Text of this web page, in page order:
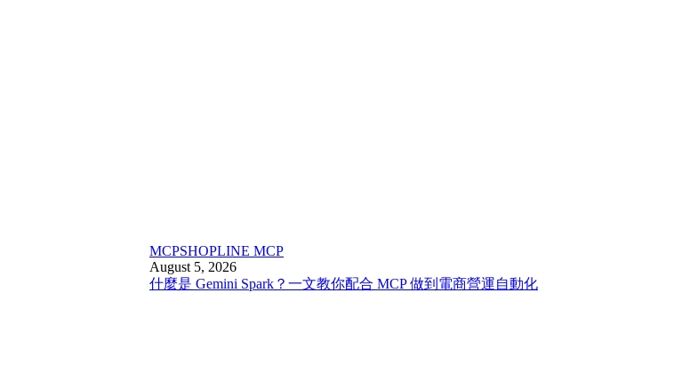
MCPSHOPLINE MCP
August 5, 2026
什麼是 Gemini Spark？一文教你配合 MCP 做到電商營運自動化